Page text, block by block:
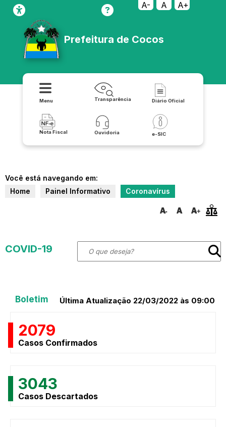
A- A A+
Prefeitura de Cocos
Menu Transparência Diário Oficial
Nota Fiscal Ouvidoria e-SIC
Você está navegando em:
Home
Painel Informativo Coronavírus
COVID-19
Boletim Última Atualização 22/03/2022 às 09:00
2079
Casos Confirmados
3043
Casos Descartados